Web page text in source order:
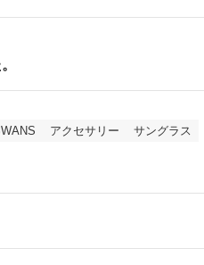
アクセサリー
サングラス